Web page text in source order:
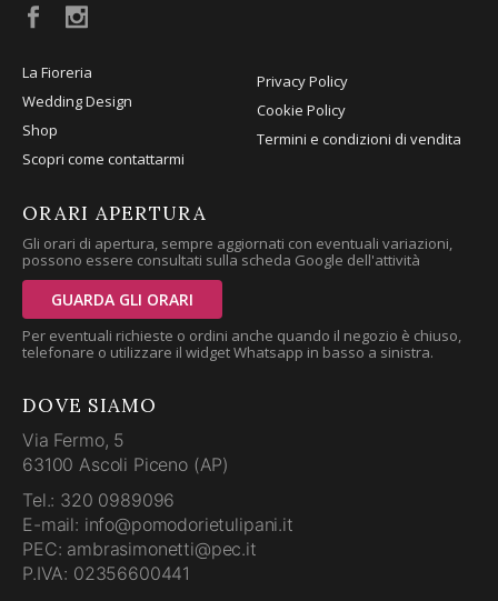
La Fioreria
Wedding Design
Shop
Scopri come contattarmi
Privacy Policy
Cookie Policy
Termini e condizioni di vendita
ORARI APERTURA
Gli orari di apertura, sempre aggiornati con eventuali variazioni,
possono essere consultati sulla scheda Google dell'attività
GUARDA GLI ORARI
Per eventuali richieste o ordini anche quando il negozio è chiuso,
telefonare o utilizzare il widget Whatsapp in basso a sinistra.
DOVE SIAMO
Via Fermo, 5
63100 Ascoli Piceno (AP)
Tel.: 320 0989096
E-mail: info@pomodorietulipani.it
PEC: ambrasimonetti@pec.it
P.IVA: 02356600441